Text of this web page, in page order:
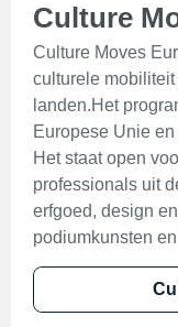
Culture
Culture Moves
culturele
landen.Het
Europese Unie
Het staat open
professionals uit
erfgoed, design
podiumkunsten